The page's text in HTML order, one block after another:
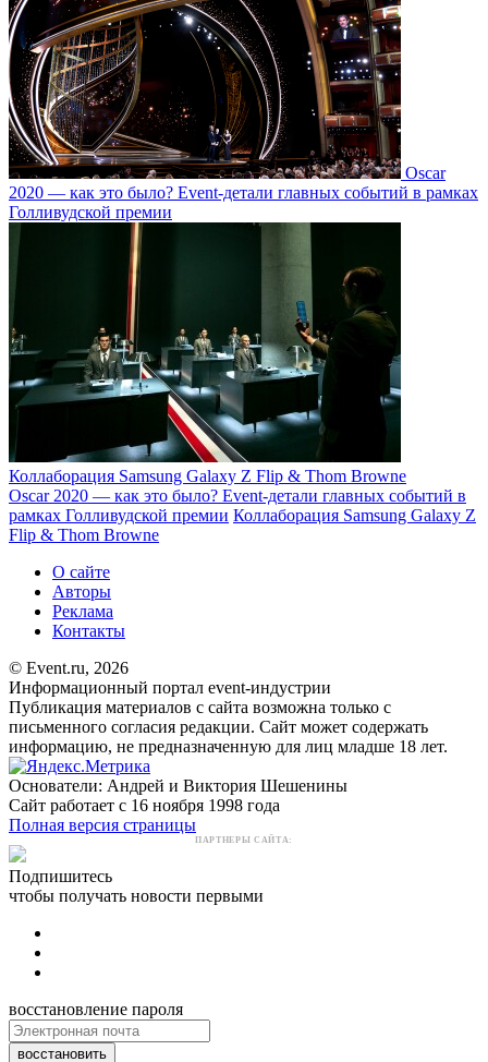
Oscar
2020 — как это было? Event-детали главных событий в рамках
Голливудской премии
Коллаборация Samsung Galaxy Z Flip & Thom Browne
Oscar 2020 — как это было? Event-детали главных событий в
рамках Голливудской премии Коллаборация Samsung Galaxy Z
Flip & Thom Browne
О сайте
Авторы
Реклама
Контакты
© Event.ru, 2026
Информационный портал event-индустрии
Публикация материалов с сайта возможна только с
письменного согласия редакции. Сайт может содержать
информацию, не предназначенную для лиц младше 18 лет.
Основатели: Андрей и Виктория Шешенины
Сайт работает с 16 ноября 1998 года
Полная версия страницы
ПАРТНЕРЫ САЙТА:
Подпишитесь
чтобы получать новости первыми
восстановление пароля
восстановить